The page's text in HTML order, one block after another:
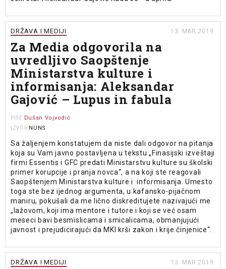
DRŽAVA I MEDIJI 13. MAR 2019.
Za Media odgovorila na
uvredljivo Saopštenje
Ministarstva kulture i
informisanja: Aleksandar
Gajović – Lupus in fabula
PIŠE Dušan Vojvodić
IZVOR NUNS
Sa žaljenjem konstatujem da niste dali odgovor na pitanja
koja su Vam javno postavljena u tekstu „Finasijski izveštaji
firmi Essentis i GFC predati Ministarstvu kulture su školski
primer korupcije i pranja novca“, a na koji ste reagovali
Saopštenjem Ministarstva kulture i informisanja. Umesto
toga ste bez ijednog argumenta, u kafansko-pijačnom
maniru, pokušali da me lično diskreditujete nazivajući me
„lažovom, koji ima mentore i tutore i koji se već osam
meseci bavi besmislicama i smicalicama, obmanjujući
javnost i prejudicirajući da MKI krši zakon i krije činjenice“.
DRŽAVA I MEDIJI 13. MAR 2019.